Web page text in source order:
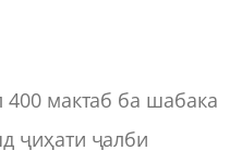
мактаб ба шабака
ҷиҳати ҷалби